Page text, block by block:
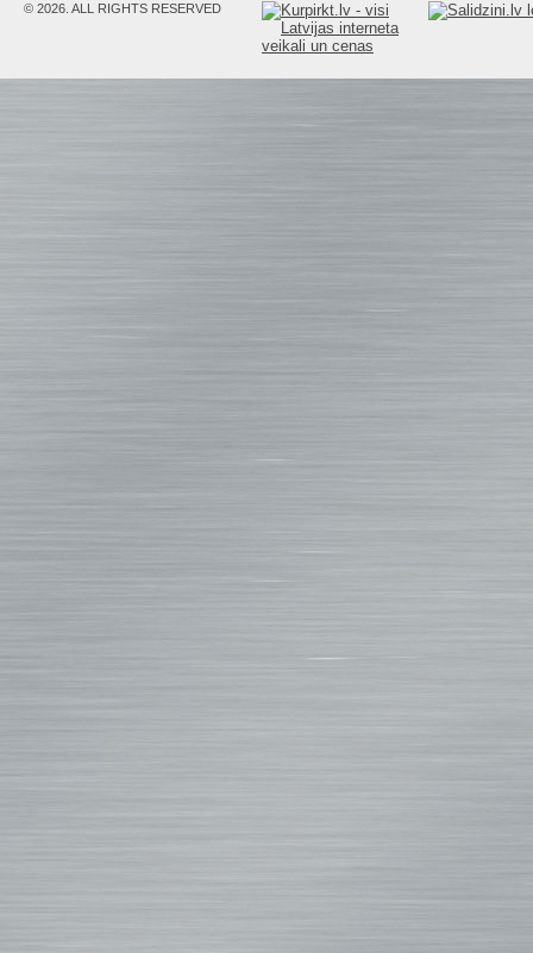
© 2026. ALL RIGHTS RESERVED